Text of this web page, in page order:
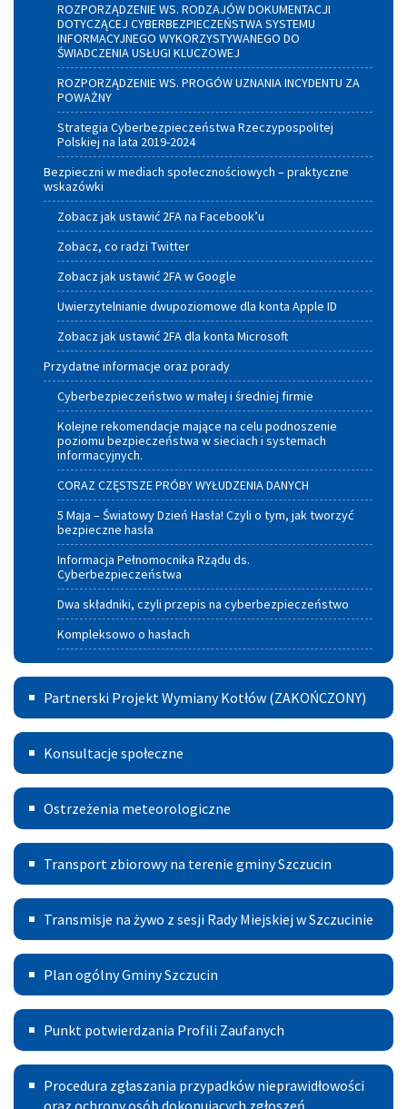
ROZPORZĄDZENIE WS. RODZAJÓW DOKUMENTACJI
DOTYCZĄCEJ CYBERBEZPIECZEŃSTWA SYSTEMU
INFORMACYJNEGO WYKORZYSTYWANEGO DO
ŚWIADCZENIA USŁUGI KLUCZOWEJ
ROZPORZĄDZENIE WS. PROGÓW UZNANIA INCYDENTU ZA
POWAŻNY
Strategia Cyberbezpieczeństwa Rzeczypospolitej
Polskiej na lata 2019-2024
Bezpieczni w mediach społecznościowych – praktyczne
wskazówki
Zobacz jak ustawić 2FA na Facebook’u
Zobacz, co radzi Twitter
Zobacz jak ustawić 2FA w Google
Uwierzytelnianie dwupoziomowe dla konta Apple ID
Zobacz jak ustawić 2FA dla konta Microsoft
Przydatne informacje oraz porady
Cyberbezpieczeństwo w małej i średniej firmie
Kolejne rekomendacje mające na celu podnoszenie
poziomu bezpieczeństwa w sieciach i systemach
informacyjnych.
CORAZ CZĘSTSZE PRÓBY WYŁUDZENIA DANYCH
5 Maja – Światowy Dzień Hasła! Czyli o tym, jak tworzyć
bezpieczne hasła
Informacja Pełnomocnika Rządu ds.
Cyberbezpieczeństwa
Dwa składniki, czyli przepis na cyberbezpieczeństwo
Kompleksowo o hasłach
Partnerski
Projekt
Wymiany
Kotłów
Partnerski Projekt Wymiany Kotłów (ZAKOŃCZONY)
Konsultacje
Konsultacje społeczne
Ostrzeżenia
meteorologiczne
Ostrzeżenia meteorologiczne
Transport
Publiczny
Transport zbiorowy na terenie gminy Szczucin
Transmisje
na
żywo
z
sesji
Rady
Miejskiej
Transmisje na żywo z sesji Rady Miejskiej w Szczucinie
Plan
ogólny
Gminy
Szczucin
Plan ogólny Gminy Szczucin
Punkt
potwierdzania
Profili
Punkt potwierdzania Profili Zaufanych
Procedura
Procedura zgłaszania przypadków nieprawidłowości
oraz ochrony osób dokonujących zgłoszeń